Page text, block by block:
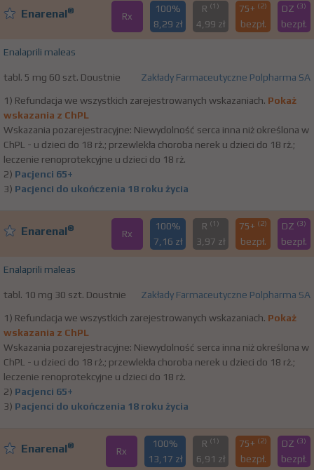
Enarenal® Rx
100%
8,29 zł
R (1)
4,99 zł
75+ (2)
bezpł.
DZ (3)
bezpł.
Enalaprili maleas
tabl. 5 mg 60 szt. Doustnie Zakłady Farmaceutyczne Polpharma SA
1) Refundacja we wszystkich zarejestrowanych wskazaniach. Pokaż
wskazania z ChPL
Wskazania pozarejestracyjne: Niewydolność serca inna niż określona w
ChPL - u dzieci do 18 rż.; przewlekła choroba nerek u dzieci do 18 rż.;
leczenie renoprotekcyjne u dzieci do 18 rż.
2) Pacjenci 65+
3) Pacjenci do ukończenia 18 roku życia
Enarenal® Rx
100%
7,16 zł
R (1)
3,97 zł
75+ (2)
bezpł.
DZ (3)
bezpł.
Enalaprili maleas
tabl. 10 mg 30 szt. Doustnie Zakłady Farmaceutyczne Polpharma SA
1) Refundacja we wszystkich zarejestrowanych wskazaniach. Pokaż
wskazania z ChPL
Wskazania pozarejestracyjne: Niewydolność serca inna niż określona w
ChPL - u dzieci do 18 rż.; przewlekła choroba nerek u dzieci do 18 rż.;
leczenie renoprotekcyjne u dzieci do 18 rż.
2) Pacjenci 65+
3) Pacjenci do ukończenia 18 roku życia
Enarenal® Rx
100%
13,17 zł
R (1)
6,91 zł
75+ (2)
bezpł.
DZ (3)
bezpł.